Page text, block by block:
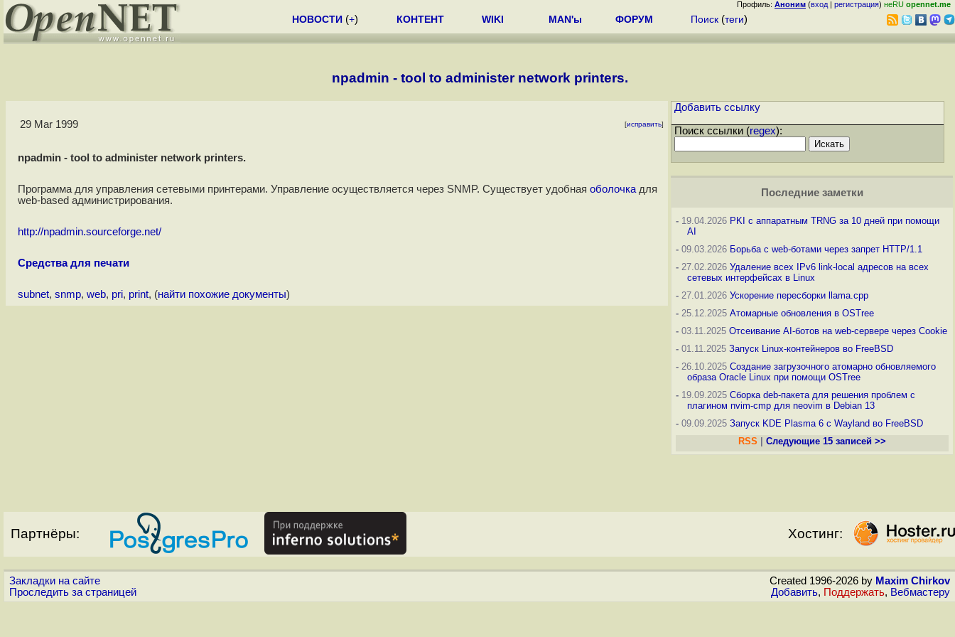
Профиль: Аноним (вход | регистрация) неRU opennet.me
НОВОСТИ (+) КОНТЕНТ WIKI MAN'ы ФОРУМ Поиск (теги)
npadmin - tool to administer network printers.
29 Mar 1999 [исправить]
npadmin - tool to administer network printers.
Программа для управления сетевыми принтерами. Управление осуществляется через SNMP. Существует удобная оболочкадля
web-based администрирования.
http://npadmin.sourceforge.net/
Средства для печати
subnet, snmp, web, pri, print, (найти похожие документы)
Добавить ссылку
Поиск ссылки (regex):
Последние заметки
- 19.04.2026 PKI с аппаратным TRNG за 10 дней при помощи
AI
- 09.03.2026 Борьба с web-ботами через запрет HTTP/1.1
- 27.02.2026 Удаление всех IPv6 link-local адресов на всех
сетевых интерфейсах в Linux
- 27.01.2026 Ускорение пересборки llama.cpp
- 25.12.2025 Атомарные обновления в OSTree
- 03.11.2025 Отсеивание AI-ботов на web-сервере через Cookie
- 01.11.2025 Запуск Linux-контейнеров во FreeBSD
- 26.10.2025 Создание загрузочного атомарно обновляемого
образа Oracle Linux при помощи OSTree
- 19.09.2025 Сборка deb-пакета для решения проблем с
плагином nvim-cmp для neovim в Debian 13
- 09.09.2025 Запуск KDE Plasma 6 с Wayland во FreeBSD
RSS
Следующие 15 записей >>
Партнёры: Хостинг:
Закладки на сайте
Проследить за страницей
Created 1996-2026 by Maxim Chirkov
Добавить, Поддержать, Вебмастеру